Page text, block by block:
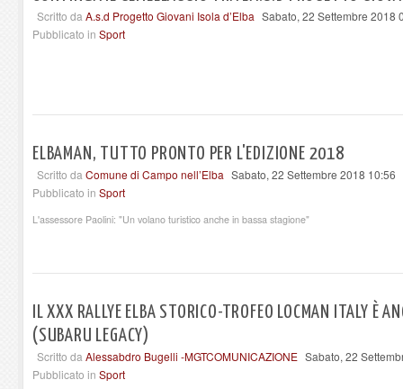
Scritto da A.s.d Progetto Giovani Isola d’Elba Sabato, 22 Settembre 2018
Pubblicato in Sport
ELBAMAN, TUTTO PRONTO PER L'EDIZIONE 2018
Scritto da Comune di Campo nell’Elba Sabato, 22 Settembre 2018 10:56
Pubblicato in Sport
L'assessore Paolini: "Un volano turistico anche in bassa stagione"
IL XXX RALLYE ELBA STORICO-TROFEO LOCMAN ITALY È
(SUBARU LEGACY)
Scritto da Alessabdro Bugelli -MGTCOMUNICAZIONE Sabato, 22
Pubblicato in Sport